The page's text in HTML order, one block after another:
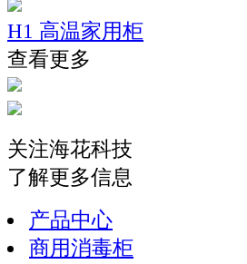
H1 高温家用柜
查看更多
关注海花科技
了解更多信息
产品中心
商用消毒柜